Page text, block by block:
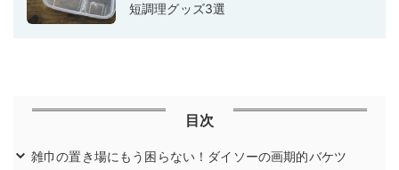
短調理グッズ3選
目次
雑巾の置き場にもう困らない！ダイソーの画期的バケツ